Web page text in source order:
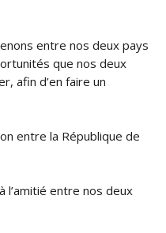
entre nos deux pays
que nos deux
afin d’en faire un
entre la République de
l’amitié entre nos deux